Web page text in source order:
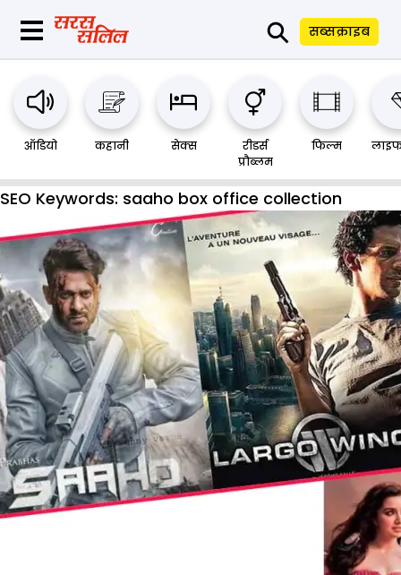
⚲ सब्सक्राइब
ऑडियो कहानी सेक्स
रीडर्स
प्रौब्लम
फिल्म
SEO Keywords: saaho box office collection